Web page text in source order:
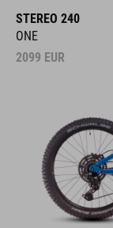
STEREO 240
ONE
2099 EUR